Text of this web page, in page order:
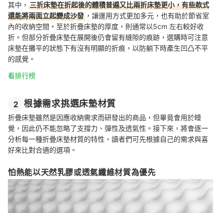
其中， 三折床墊在折起後的體積普遍又比兩折床墊更小，有些款式
還能將兩面立起變成沙發 ，讓運用方式更加多元，也有助於節省室
內的收納空間。至於折疊床墊的厚度，則通常以5cm 左右較好收
折。但部分折疊床墊在展開後仍會留有縫隙的痕跡，選購時可注意
床墊在攤平的狀態下有沒有明顯的折痕，以防躺下時產生凹凸不平
的感覺。
看排行榜
2 根據需求挑選床墊材質
折疊床墊雖然是因應收納需求而研發出的商品，但畢竟會用於睡
覺，因此仍不能忽略了支撐力、彈性及透氣性。接下來，將會逐一
分析每一種折疊床墊材質的特性，讀者們可先根據自己的需求與喜
好來比對合適的選項。
怕熱能以天然乳膠或透氣纖維材質為優先